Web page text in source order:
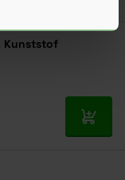
Kunststof
In